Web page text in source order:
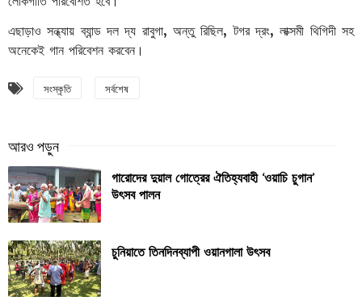
এছাড়াও সন্ধ্যায় ব্যান্ড দল দ্য রাবুগা, অন্তু রিছিল, টগর দ্রং, লাক্সমী থিগিদী সহ
অনেকেই গান পরিবেশন করবেন।
সংস্কৃতি সর্বশেষ
গারোদের দুয়াল গোত্রের ঐতিহ্যবাহী ‘ওয়াচি চুগান’
উৎসব পালন
চুনিয়াতে তিনদিনব্যাপী ওয়ানগালা উৎসব